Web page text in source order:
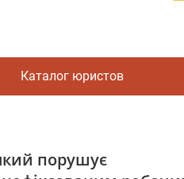
Каталог юристов
порушує